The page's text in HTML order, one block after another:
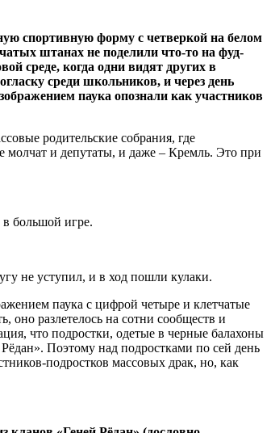
спортивную форму с четверкой на белом
штанах не поделили что-то на фуд-
среде, когда одни видят других в
среди школьников, и через день
паука опознали как участников
родительские собрания, где
молчат и депутаты, и даже – Кремль. Это при
большой игре.
не уступил, и в ход пошли кулаки.
паука с цифрой четыре и клетчатые
оно разлетелось на сотни сообществ и
что подростки, одетые в черные балахоны
Поэтому над подростками по сей день
подростков массовых драк, но, как